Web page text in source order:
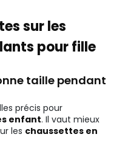
sur les
pour fille
taille pendant
précis pour
enfant. Il vaut mieux
les chaussettes en